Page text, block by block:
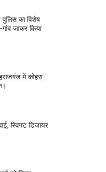
का विशेष
जाकर किया
में कोहरा
स्विफ्ट डिजायर